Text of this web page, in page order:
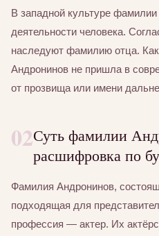
В западной культуре
деятельности человека.
наследуют фамилию отца.
Андронинов не пришла в
от прозвища или имени
02Суть фамилии
расшифровка по
Фамилия Андронинов,
подходящая для
профессия — актер. Их